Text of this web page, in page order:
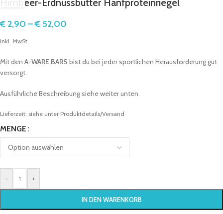
€ 2,90 –€ 52,00
inkl. MwSt.
Mit den A-WARE BARS bist du bei jeder sportlichen Herausforderung gut
versorgt.
Ausführliche Beschreibung siehe weiter unten.
Lieferzeit: siehe unter Produktdetails/Versand
MENGE
- +
IN DEN WARENKORB